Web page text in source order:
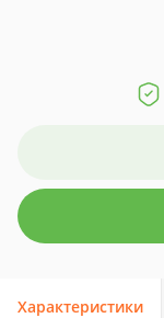
Характеристики